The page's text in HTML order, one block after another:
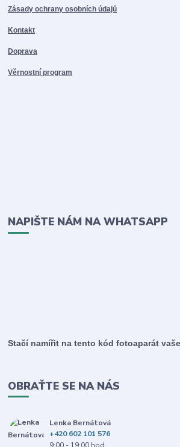
Zásady ochrany osobních údajů
Kontakt
Doprava
Věrnostní program
NAPIŠTE NÁM NA WHATSAPP
Stačí namířit na tento kód fotoaparát
OBRAŤTE SE NA NÁS
Lenka Bernátová
+420 602 101 576